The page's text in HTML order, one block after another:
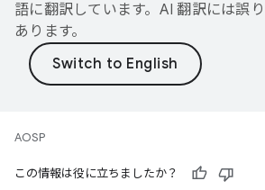
語に翻訳しています。AI 翻訳には誤
あります。
AOSP
この情報は役に立ちましたか？